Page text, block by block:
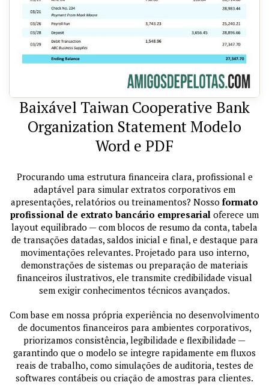
Baixável Taiwan Cooperative Bank
Organization Statement Modelo
Word e PDF
Procurando uma estrutura financeira clara, profissional e
adaptável para simular extratos corporativos em
apresentações, relatórios ou treinamentos? Nosso formato
profissional de extrato bancário empresarial oferece um
layout equilibrado — com blocos de resumo da conta, tabela
de transações datadas, saldos inicial e final, e destaque para
movimentações relevantes. Projetado para uso interno,
demonstrações de sistemas ou preparação de materiais
financeiros ilustrativos, ele transmite credibilidade visual
sem exigir conhecimentos técnicos avançados.
Com base em nossa própria experiência no desenvolvimento
de documentos financeiros para ambientes corporativos,
priorizamos consistência, legibilidade e flexibilidade —
garantindo que o modelo se integre rapidamente em fluxos
reais de trabalho, como simulações de auditoria, testes de
softwares contábeis ou criação de amostras para clientes.